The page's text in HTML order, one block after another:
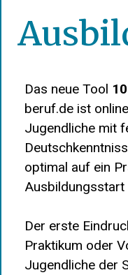
Das neue Tool
beruf.de ist
Jugendliche mit
optimal auf ein
Ausbildungsstart
Der erste
Praktikum oder
Jugendliche der